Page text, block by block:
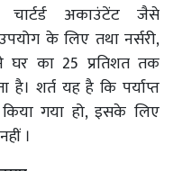
चार्टर्ड अकाउंटेंट जैसे
के लिए तथा नर्सरी,
का 25 प्रतिशत तक
शर्त यह है कि पर्याप्त
गया हो, इसके लिए
।